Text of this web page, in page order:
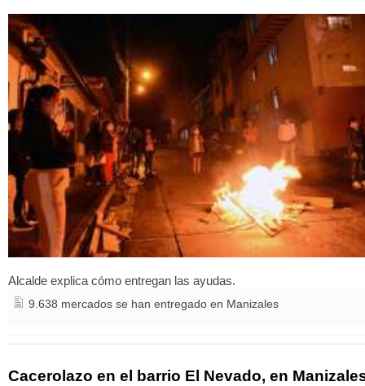
Alcalde explica cómo entregan las ayudas.
9.638 mercados se han entregado en Manizales
Cacerolazo en el barrio El Nevado, en